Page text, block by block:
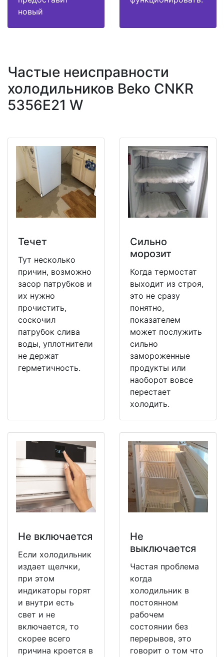
новый
Частые неисправности
холодильников Beko CNKR
5356E21 W
Течет
Тут несколько
причин, возможно
засор патрубков и
их нужно
прочистить,
соскочил
патрубок слива
воды, уплотнители
не держат
герметичность.
Сильно
морозит
Когда термостат
выходит из строя,
это не сразу
понятно,
показателем
может послужить
сильно
замороженные
продукты или
наоборот вовсе
перестает
холодить.
Не включается
Если холодильник
издает щелчки,
при этом
индикаторы горят
и внутри есть
свет и не
включается, то
скорее всего
причина кроется в
Не
выключается
Частая проблема
когда
холодильник в
постоянном
рабочем
состоянии без
перерывов, это
говорит о том что